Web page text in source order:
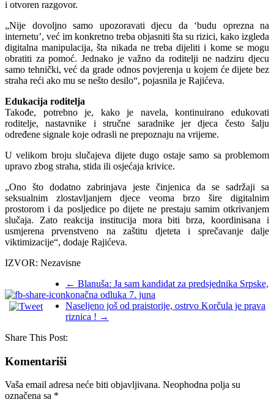
i otvoren razgovor.
„Nije dovoljno samo upozoravati djecu da ‘budu oprezna na
internetu’, već im konkretno treba objasniti šta su rizici, kako izgleda
digitalna manipulacija, šta nikada ne treba dijeliti i kome se mogu
obratiti za pomoć. Jednako je važno da roditelji ne nadziru djecu
samo tehnički, već da grade odnos povjerenja u kojem će dijete bez
straha reći ako mu se nešto desilo“, pojasnila je Rajićeva.
Edukacija roditelja
Takođe, potrebno je, kako je navela, kontinuirano edukovati
roditelje, nastavnike i stručne saradnike jer djeca često šalju
određene signale koje odrasli ne prepoznaju na vrijeme.
U velikom broju slučajeva dijete dugo ostaje samo sa problemom
upravo zbog straha, stida ili osjećaja krivice.
„Ono što dodatno zabrinjava jeste činjenica da se sadržaji sa
seksualnim zlostavljanjem djece veoma brzo šire digitalnim
prostorom i da posljedice po dijete ne prestaju samim otkrivanjem
slučaja. Zato reakcija institucija mora biti brza, koordinisana i
usmjerena prvenstveno na zaštitu djeteta i sprečavanje dalje
viktimizacije“, dodaje Rajićeva.
IZVOR: Nezavisne
← Blanuša: Ja sam kandidat za predsjednika Srpske,
konačna odluka 7. juna
Naseljeno još od praistorije, ostrvo Korčula je prava
riznica ! →
Share This Post:
Komentariši
Vaša email adresa neće biti objavljivana. Neophodna polja su
označena sa *